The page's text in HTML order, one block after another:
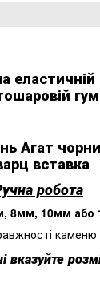
еластичній
Агат
вставка
робота
8мм, 10мм або
вказуйте